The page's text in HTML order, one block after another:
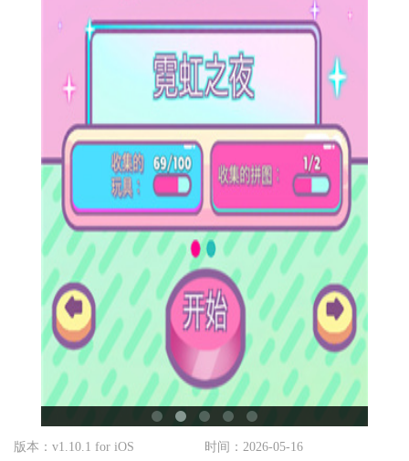
版本：v1.10.1 for iOS 时间：2026-05-16